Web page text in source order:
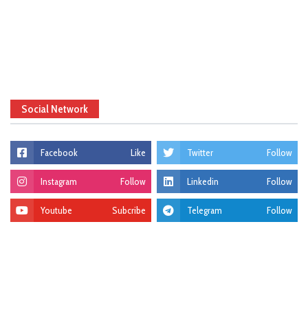
Social Network
Facebook Like Twitter Follow
Instagram Follow Linkedin Follow
Youtube Subcribe Telegram Follow